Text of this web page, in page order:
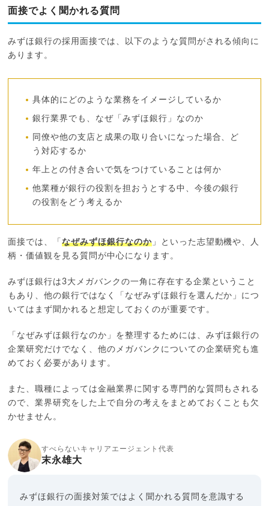
面接でよく聞かれる質問
みずほ銀行の採用面接では、以下のような質問がされる傾向に
あります。
具体的にどのような業務をイメージしているか
銀行業界でも、なぜ「みずほ銀行」なのか
同僚や他の支店と成果の取り合いになった場合、ど
う対応するか
年上との付き合いで気をつけていることは何か
他業種が銀行の役割を担おうとする中、今後の銀行
の役割をどう考えるか
面接では、「なぜみずほ銀行なのか」といった志望動機や、人
柄・価値観を見る質問が中心になります。
みずほ銀行は3大メガバンクの一角に存在する企業ということ
もあり、他の銀行ではなく「なぜみずほ銀行を選んだか」につ
いてはまず聞かれると想定しておくのが重要です。
「なぜみずほ銀行なのか」を整理するためには、みずほ銀行の
企業研究だけでなく、他のメガバンクについての企業研究も進
めておく必要があります。
また、職種によっては金融業界に関する専門的な質問もされる
ので、業界研究をした上で自分の考えをまとめておくことも欠
かせません。
すべらないキャリアエージェント代表
末永雄大
みずほ銀行の面接対策ではよく聞かれる質問を意識する